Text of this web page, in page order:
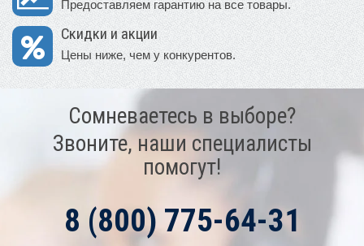
Предоставляем гарантию на все товары.
Скидки и акции
Цены ниже, чем у конкурентов.
Сомневаетесь в выборе?
Звоните, наши специалисты
помогут!
8 (800) 775-64-31